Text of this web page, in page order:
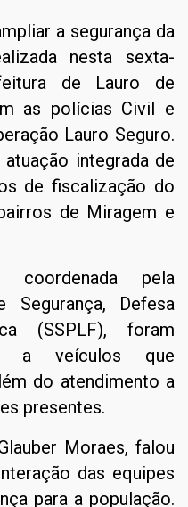
a segurança da
nesta sexta-
de Lauro de
as polícias Civil e
Lauro Seguro.
integrada de
de fiscalização do
de Miragem e
coordenada pela
Segurança, Defesa
(SSPLF), foram
a veículos que
do atendimento a
presentes.
Moraes, falou
das equipes
para a população.